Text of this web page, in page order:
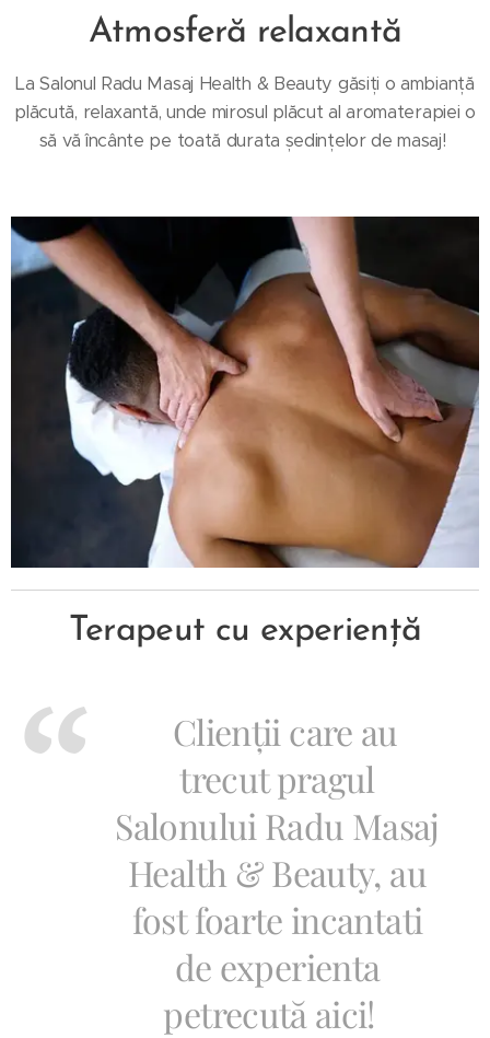
Atmosferă relaxantă
La Salonul Radu Masaj Health & Beauty găsiți o ambianță
plăcută, relaxantă, unde mirosul plăcut al aromaterapiei o
să vă încânte pe toată durata ședințelor de masaj!
Terapeut cu experiență
Clienții care au
trecut pragul
Salonului Radu Masaj
Health & Beauty, au
fost foarte incantati
de experienta
petrecută aici!